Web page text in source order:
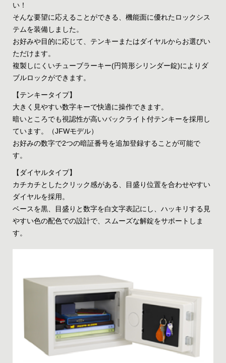
い！
そんな要望に応えることができる、機能面に優れたロックシス
テムを装備しました。
お好みや目的に応じて、テンキーまたはダイヤルからお選びい
ただけます。
複製しにくいチューブラーキー(円筒形シリンダー錠)によりダ
ブルロックができます。
【テンキータイプ】
大きく見やすい数字キーで快適に操作できます。
暗いところでも視認性が高いバックライト付テンキーを採用し
ています。（JFWモデル）
お好みの数字で2つの暗証番号を追加登録することが可能で
す。
【ダイヤルタイプ】
カチカチとしたクリック感がある、目盛り位置を合わせやすい
ダイヤルを採用。
ベースを黒、目盛りと数字を白文字表記にし、ハッキリする見
やすい色の配色での設計で、スムーズな解錠をサポートしま
す。